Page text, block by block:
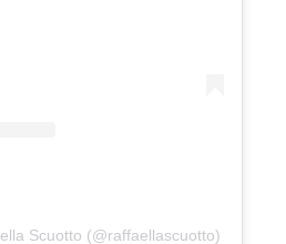
Scuotto (@raffaellascuotto)